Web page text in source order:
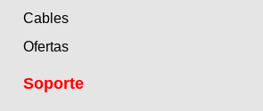
Cables
Ofertas
Soporte